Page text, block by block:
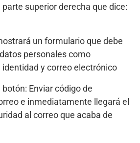
parte superior derecha que dice:
un formulario que debe
personales como
y correo electrónico
Enviar código de
e inmediatamente llegará el
al correo que acaba de